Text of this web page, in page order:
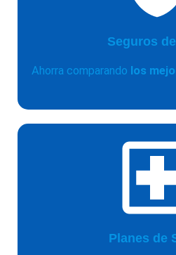
Seguros
Ahorra comparando los
Planes de